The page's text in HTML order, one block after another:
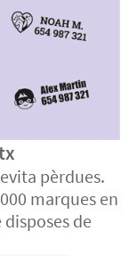
pèrdues.
marques en
de